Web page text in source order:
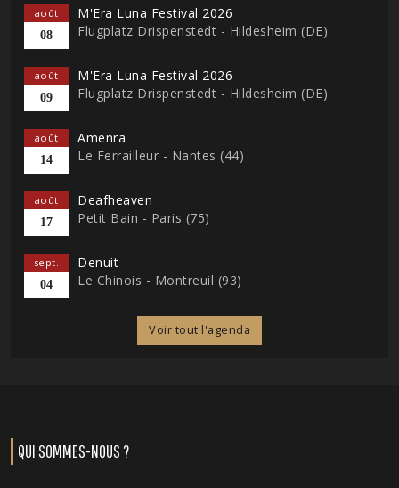
août
08
M'Era Luna Festival 2026
Flugplatz Drispenstedt - Hildesheim (DE)
août
09
M'Era Luna Festival 2026
Flugplatz Drispenstedt - Hildesheim (DE)
août
14
Amenra
Le Ferrailleur - Nantes (44)
août
17
Deafheaven
Petit Bain - Paris (75)
sept.
04
Denuit
Le Chinois - Montreuil (93)
Voir tout l'agenda
QUI SOMMES-NOUS ?